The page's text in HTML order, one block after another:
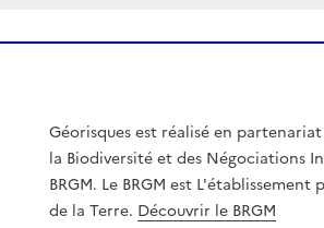
Géorisques est réalisé en
la Biodiversité et des Négociations
BRGM. Le BRGM est
de la Terre. Découvrir le BRGM